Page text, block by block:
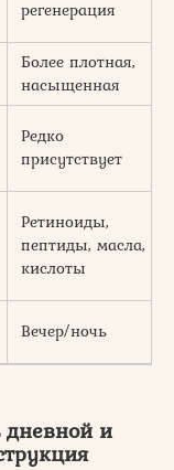
регенерация
Более плотная,
насыщенная
Редко
присутствует
Ретиноиды,
пептиды, масла,
кислоты
Вечер/ночь
дневной и